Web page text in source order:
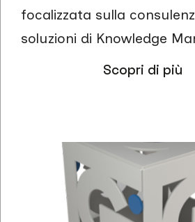
focalizzata sulla
soluzioni di Knowledge
Scopri di più